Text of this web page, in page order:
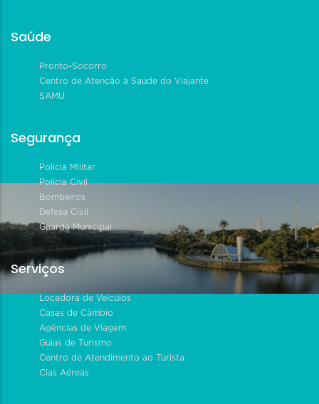
Saúde
Pronto-Socorro
Centro de Atenção à Saúde do Viajante
SAMU
Segurança
Polícia Militar
Polícia Civil
Bombeiros
Defesa Civil
Guarda Municipal
Serviços
Locadora de Veículos
Casas de Câmbio
Agências de Viagem
Guias de Turismo
Centro de Atendimento ao Turista
Cias Aéreas